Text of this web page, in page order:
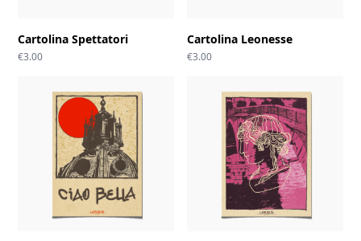
Cartolina Spettatori
€3.00
Cartolina Leonesse
€3.00